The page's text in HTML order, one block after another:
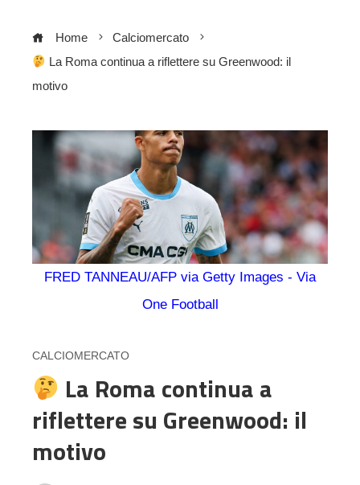
Home
Calciomercato
La Roma continua a riflettere su Greenwood: il
motivo
FRED TANNEAU/AFP via Getty Images - Via
One Football
CALCIOMERCATO
La Roma continua a
riflettere su Greenwood: il
motivo